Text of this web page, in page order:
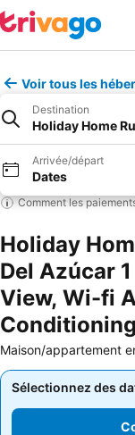
Voir tous les
Destination
Holiday Home
Arrivée/départ
Dates
Comment les
Holiday
Del Azúcar
View, Wi-fi
Conditioning
Maison/appartement
Sélectionnez des
Sélectionnez des